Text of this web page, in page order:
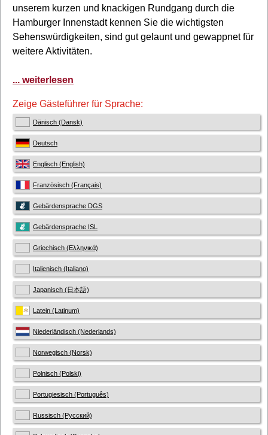
unserem kurzen und knackigen Rundgang durch die
Hamburger Innenstadt kennen Sie die wichtigsten
Sehenswürdigkeiten, sind gut gelaunt und gewappnet für
weitere Aktivitäten.
... weiterlesen
Zeige Gästeführer für Sprache:
Dänisch (Dansk)
Deutsch
Englisch (English)
Französisch (Français)
Gebärdensprache DGS
Gebärdensprache ISL
Griechisch (Ελληνικά)
Italienisch (Italiano)
Japanisch (日本語)
Latein (Latinum)
Niederländisch (Nederlands)
Norwegisch (Norsk)
Polnisch (Polski)
Portugiesisch (Português)
Russisch (Русский)